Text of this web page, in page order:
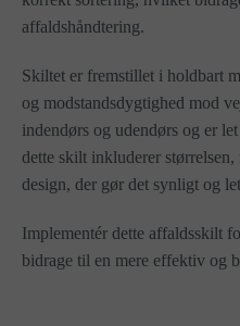
affaldshåndtering.
Skiltet er fremstillet i holdbart
og modstandsdygtighed mod
indendørs og udendørs og er
dette skilt inkluderer
design, der gør det synligt og
Implementér dette affaldsskilt
bidrage til en mere effektiv og